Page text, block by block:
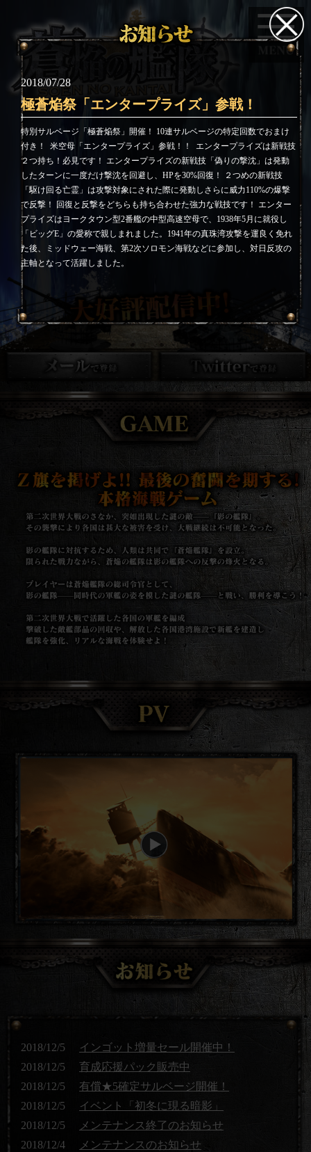
2018/07/28
極蒼焔祭「エンタープライズ」参戦！
特別サルベージ「極蒼焔祭」開催！ 10連サルベージの特定回数でおまけ
付き！
米空母「エンタープライズ」参戦！！
エンタープライズは新戦技
２つ持ち！必見です！ エンタープライズの新戦技「偽りの撃沈」は発動
したターンに一度だけ撃沈を回避し、HPを30%回復！ ２つめの新戦技
「駆け回る亡霊」は攻撃対象にされた際に発動しさらに威力110%の爆撃
で反撃！ 回復と反撃をどちらも持ち合わせた強力な戦技です！ エンター
プライズはヨークタウン型2番艦の中型高速空母で、1938年5月に就役し
「ビッグE」の愛称で親しまれました。1941年の真珠湾攻撃を運良く免れ
た後、ミッドウェー海戦、第2次ソロモン海戦などに参加し、対日反攻の
主軸となって活躍しました。
2018/12/5
インゴット増量セール開催中！
2018/12/5
育成応援パック販売中
2018/12/5
有償★5確定サルベージ開催！
2018/12/5
イベント「初冬に現る暗影」
2018/12/5
メンテナンス終了のお知らせ
2018/12/4
メンテナンスのお知らせ